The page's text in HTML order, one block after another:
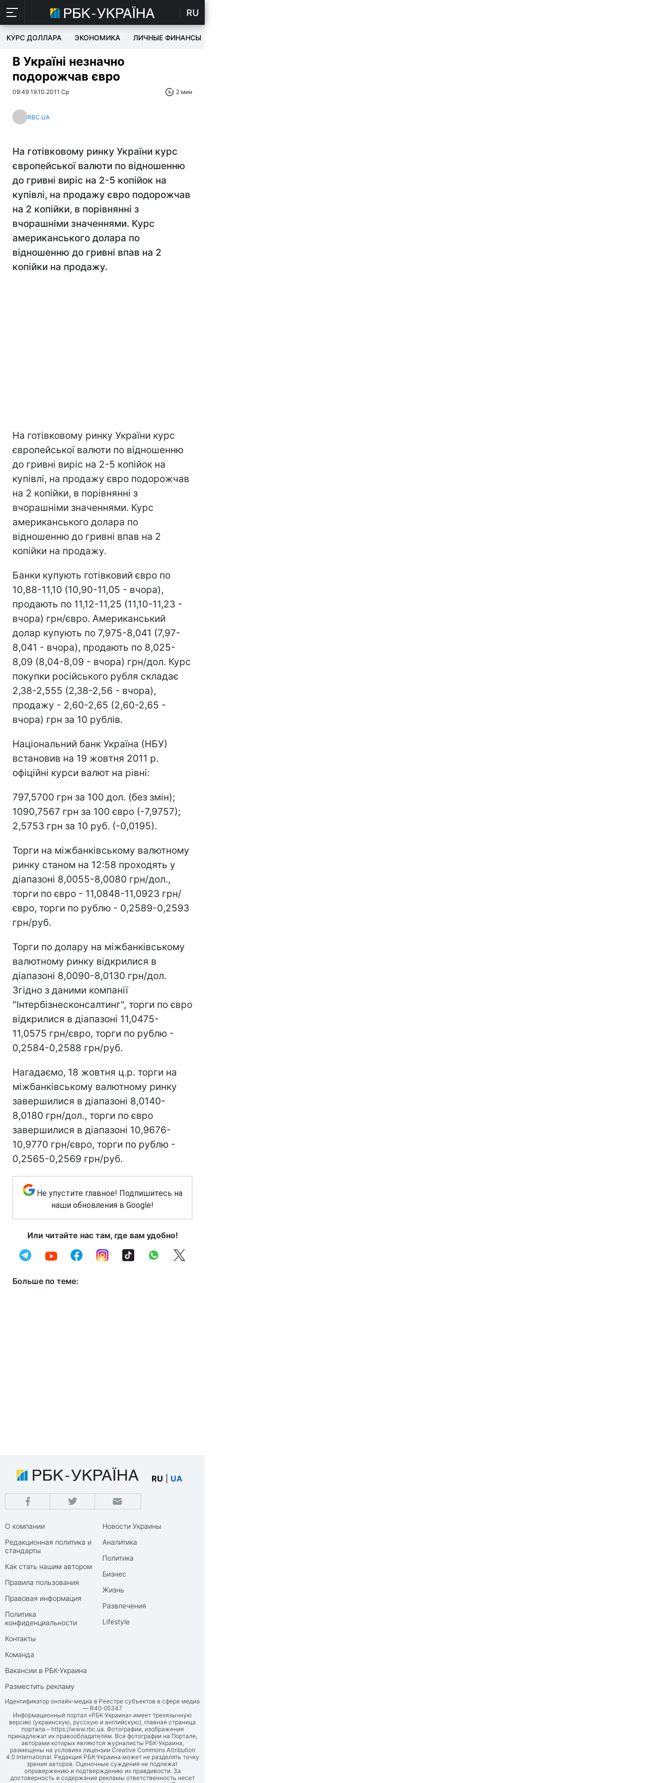
RU
КУРС ДОЛЛАРА ЭКОНОМИКА ЛИЧНЫЕ ФИНАНСЫ
В Україні незначно
подорожчав євро
09:49 19.10.2011 Ср 2 мин
RBC.UA
На готівковому ринку України курс
європейської валюти по відношенню
до гривні виріс на 2-5 копійок на
купівлі, на продажу євро подорожчав
на 2 копійки, в порівнянні з
вчорашніми значеннями. Курс
американського долара по
відношенню до гривні впав на 2
копійки на продажу.
На готівковому ринку України курс
європейської валюти по відношенню
до гривні виріс на 2-5 копійок на
купівлі, на продажу євро подорожчав
на 2 копійки, в порівнянні з
вчорашніми значеннями. Курс
американського долара по
відношенню до гривні впав на 2
копійки на продажу.
Банки купують готівковий євро по
10,88-11,10 (10,90-11,05 - вчора),
продають по 11,12-11,25 (11,10-11,23 -
вчора) грн/євро. Американський
долар купують по 7,975-8,041 (7,97-
8,041 - вчора), продають по 8,025-
8,09 (8,04-8,09 - вчора) грн/дол. Курс
покупки російського рубля складає
2,38-2,555 (2,38-2,56 - вчора),
продажу - 2,60-2,65 (2,60-2,65 -
вчора) грн за 10 рублів.
Національний банк Україна (НБУ)
встановив на 19 жовтня 2011 р.
офіційні курси валют на рівні:
797,5700 грн за 100 дол. (без змін);
1090,7567 грн за 100 євро (-7,9757);
2,5753 грн за 10 руб. (-0,0195).
Торги на міжбанківському валютному
ринку станом на 12:58 проходять у
діапазоні 8,0055-8,0080 грн/дол.,
торги по євро - 11,0848-11,0923 грн/
євро, торги по рублю - 0,2589-0,2593
грн/руб.
Торги по долару на міжбанківському
валютному ринку відкрилися в
діапазоні 8,0090-8,0130 грн/дол.
Згідно з даними компанії
"Інтербізнесконсалтинг", торги по євро
відкрилися в діапазоні 11,0475-
11,0575 грн/євро, торги по рублю -
0,2584-0,2588 грн/руб.
Нагадаємо, 18 жовтня ц.р. торги на
міжбанківському валютному ринку
завершилися в діапазоні 8,0140-
8,0180 грн/дол., торги по євро
завершилися в діапазоні 10,9676-
10,9770 грн/євро, торги по рублю -
0,2565-0,2569 грн/руб.
Не упустите главное! Подпишитесь на
наши обновления в Google!
Или читайте нас там, где вам удобно!
Больше по теме:
RU UA
О компании
Редакционная политика и
стандарты
Как стать нашим автором
Правила пользования
Правовая информация
Политика
конфиденциальности
Контакты
Команда
Вакансии в РБК-Украина
Разместить рекламу
Новости Украины
Аналитика
Политика
Бизнес
Жизнь
Развлечения
Lifestyle
Идентификатор онлайн-медиа в Реестре субъектов в сфере медиа
— R40-05347
Информационный портал «РБК-Украина» имеет трехязычную
версию (украинскую, русскую и английскую), главная страница
портала – https://www.rbc.ua. Фотографии, изображения
принадлежат их правообладателям. Все фотографии на Портале,
авторами которых являются журналисты РБК-Украина,
размещены на условиях лицензии Creative Commons Attribution
4.0 International. Редакция РБК-Украина может не разделять точку
зрения авторов. Оценочные суждения не подлежат
опровержению и подтверждению их правдивости. За
достоверность и содержание рекламы ответственность несет